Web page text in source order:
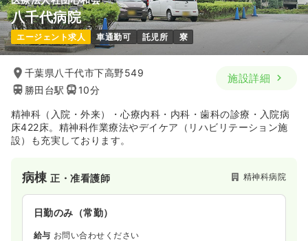
八千代病院
エージェント求人 車通勤可 託児所 寮
千葉県八千代市下高野549
勝田台駅
10分
施設詳細
精神科（入院・外来）・心療内科・内科・歯科の診療・入院病
床422床。精神科作業療法やデイケア（リハビリテーション施
設）も充実しております。
病棟正・准看護師 精神科病院
日勤のみ（常勤）
給与 お問い合わせください